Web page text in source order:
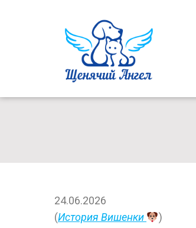
24.06.2026
(История Вишенки )